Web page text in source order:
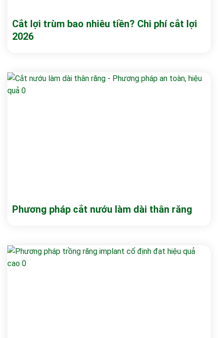
Cắt lợi trùm bao nhiêu tiền? Chi phí cắt lợi
2026
Phương pháp cắt nướu làm dài thân răng